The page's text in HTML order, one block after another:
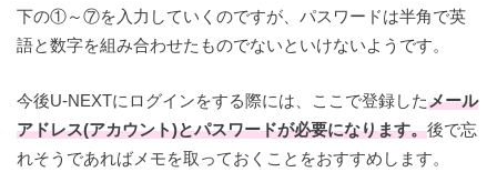
下の①～⑦を入力していくのですが、パスワードは半角で英
語と数字を組み合わせたものでないといけないようです。
今後U-NEXTにログインをする際には、ここで登録したメール
アドレス(アカウント)とパスワードが必要になります。後で忘
れそうであればメモを取っておくことをおすすめします。